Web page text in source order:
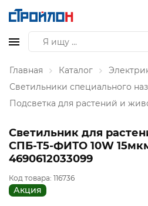
Главная Каталог
Светильники специального
Подсветка для растений и
Светильник для
СПБ-Т5-ФИТО 10W
4690612033099
Код товара: 116736
Акция